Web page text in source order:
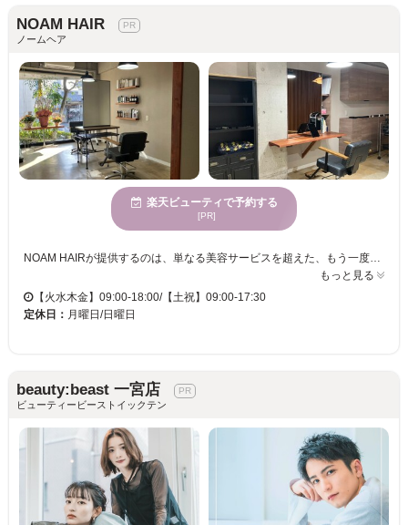
NOAM HAIR
ノームヘア
楽天ビューティで予約する
[PR]
NOAM HAIRが提供するのは、単なる美容サービスを超えた、もう一度自分を好きになれる特別な体験です。自然の温もりが感じられる空間で、心からリラックスしながら施術を受けられます。特にメンズスタイルに詳しいスタイリストが、骨格や髪質、ライフスタイルまで丁寧にカウンセリングし、あなただけに最適なヘアスタイルを提案します。駐車場やクレジットカード、QR決済も対応しており、アクセスや支払いも便利です。髪質改善から縮毛矯正、カラーリングまで幅広く対応し、日常生活をより輝かせるスタイルを実現します。この機会に「NOAM HAIR」で、新しい自分に出会いませんか。
もっと見る
【火水木金】09:00-18:00/【土祝】09:00-17:30
定休日： 月曜日/日曜日
beauty:beast 一宮店
ビューティービーストイックテン